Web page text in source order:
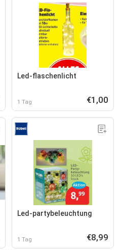
Led-flaschenlicht
1 Tag €1,00
Led-partybeleuchtung
1 Tag €8,99